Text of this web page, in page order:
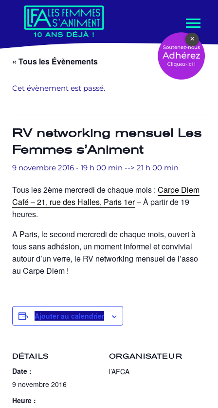
contenu
« Tous les Évènements
Cet évènement est passé.
RV networking mensuel Les
Femmes s’Animent
9 novembre 2016 - 19 h 00 min --> 21 h 00 min
Tous les 2ème mercredi de chaque mois : Carpe Diem
Café – 21, rue des Halles, Paris 1er– À partir de 19
heures.
A Paris, le second mercredi de chaque mois, ouvert à
tous sans adhésion, un moment informel et convivial
autour d’un verre, le RV networking mensuel de l’asso
au Carpe Diem !
Ajouter au calendrier
DÉTAILS
Date :
9 novembre 2016
Heure :
ORGANISATEUR
l’AFCA
×